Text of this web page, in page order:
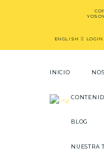
ENGLISH LOGIN
INICIO
BLOG
NUESTRA